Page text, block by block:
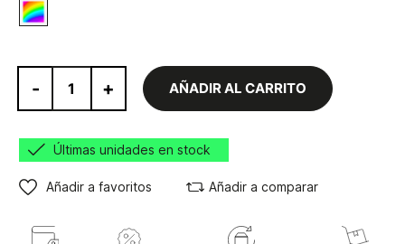
Varios
- + AÑADIR AL CARRITO
Últimas unidades en stock
Añadir a favoritos Añadir a comparar